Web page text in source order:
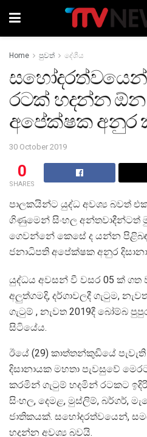
Home පුවත් දේශීය
සහෝදරත්වයෙන්
රටක් හදන්න
අපේක්ෂක අනුර
30 October 2019
0
SHARES
පාලකයින්ට යුද්ධ අවශ්‍ය බවත්
ගිණුමෙන් සිංහල අන්තවාදීන්ටත්
ගෙවන්නේ කෙසේ ද යන්න
ජනාධිපති අපේක්ෂක අනුර
යුද්ධය අවසන් වී වසර 05 ක් ගත
අලුත්ගමදි, දර්ගාවලදී ගැටුම,
ගැටුම් , නැවත 2019දී බෝම්බ
සිටියේය.
ඊයේ (29) කාත්තන්කුඩියේ
දිසානායක මහතා පැවසුවේ
කරමින් ගැටුම් හදමින් රටකට
සිංහල, දෙමළ, මුස්ලිම්, බර්ගර්,
ජාතිකයක්. සහෝදරත්වයෙන්,
හදන්න අවශ්‍ය බවයි.